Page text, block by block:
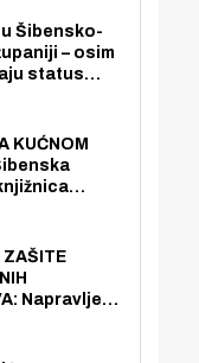
sposobnih
svojih 170
Šibensko-
– osim
status
Pristup
i besplatan
i
KUĆNOM
adresu
biciklom.
ZAŠITE
Napravljen